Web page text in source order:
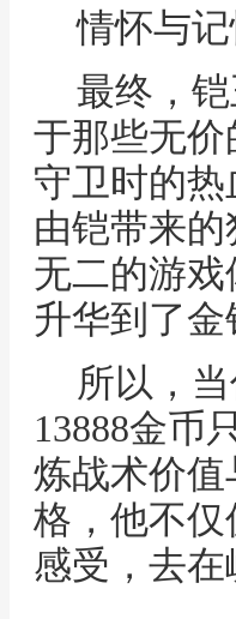
情怀与
最终，
于那些无
守卫时的
由铠带来
无二的游
升华到了
所以，
13888金币
炼战术价
格，他不
感受，去